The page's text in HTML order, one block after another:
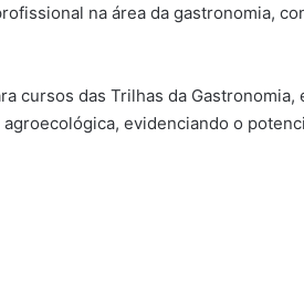
na área da gastronomia,
cursos das Trilhas da Gastronomia,
evidenciando o